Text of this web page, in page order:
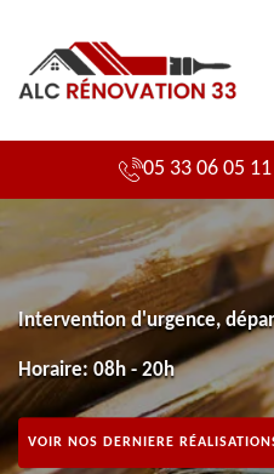
05 33 06 05 11
Intervention d'urgence,
Horaire: 08h - 20h
VOIR NOS DERNIERE